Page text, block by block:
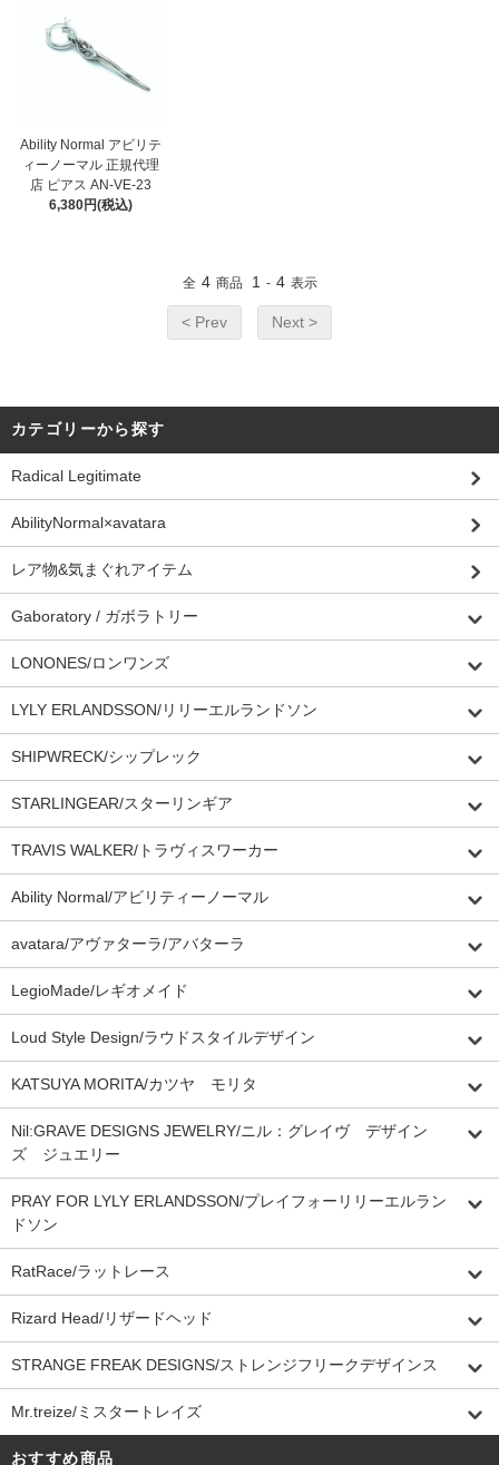
Ability Normal アビリテ
ィーノーマル 正規代理
店 ピアス AN-VE-23
6,380円(税込)
全 4 商品 1 - 4 表示
< Prev Next >
カテゴリーから探す
Radical Legitimate
AbilityNormal×avatara
レア物&気まぐれアイテム
Gaboratory / ガボラトリー
LONONES/ロンワンズ
LYLY ERLANDSSON/リリーエルランドソン
SHIPWRECK/シップレック
STARLINGEAR/スターリンギア
TRAVIS WALKER/トラヴィスワーカー
Ability Normal/アビリティーノーマル
avatara/アヴァターラ/アバターラ
LegioMade/レギオメイド
Loud Style Design/ラウドスタイルデザイン
KATSUYA MORITA/カツヤ モリタ
Nil:GRAVE DESIGNS JEWELRY/ニル：グレイヴ デザイン
ズ ジュエリー
PRAY FOR LYLY ERLANDSSON/プレイフォーリリーエルラン
ドソン
RatRace/ラットレース
Rizard Head/リザードヘッド
STRANGE FREAK DESIGNS/ストレンジフリークデザインス
Mr.treize/ミスタートレイズ
おすすめ商品